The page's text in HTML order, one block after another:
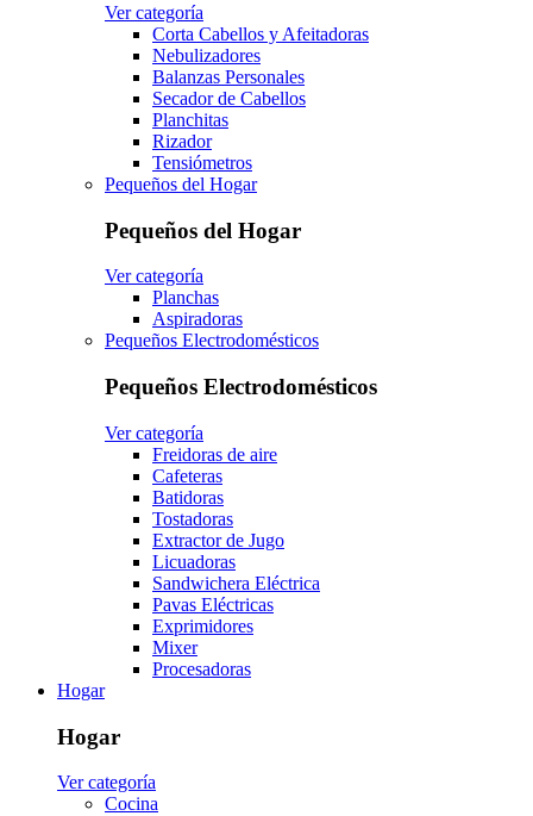
Ver categoría
Corta Cabellos y Afeitadoras
Nebulizadores
Balanzas Personales
Secador de Cabellos
Planchitas
Rizador
Tensiómetros
Pequeños del Hogar
Pequeños del Hogar
Ver categoría
Planchas
Aspiradoras
Pequeños Electrodomésticos
Pequeños Electrodomésticos
Ver categoría
Freidoras de aire
Cafeteras
Batidoras
Tostadoras
Extractor de Jugo
Licuadoras
Sandwichera Eléctrica
Pavas Eléctricas
Exprimidores
Mixer
Procesadoras
Hogar
Hogar
Ver categoría
Cocina